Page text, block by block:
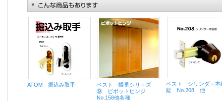
ATOM 掘込み取手
ベスト 蝶番シリ－ズ
⑨ ピボットヒンジ
No.158他各種
ベスト シリンダ－本
錠 No.208 他